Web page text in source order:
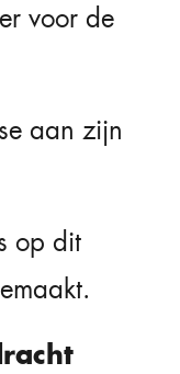
voor de
aan zijn
op dit